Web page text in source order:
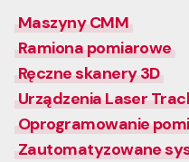
Maszyny CMM
Ramiona pomiarowe
Ręczne skanery 3D
Urządzenia Laser
Oprogramowanie
Zautomatyzowane